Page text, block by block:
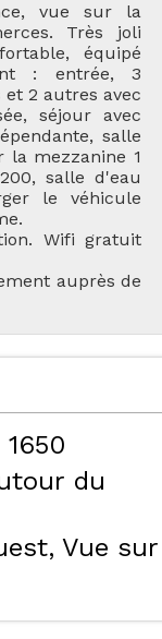
vue sur la
Très joli
équipé
: entrée, 3
2 autres avec
séjour avec
salle
la mezzanine 1
salle d'eau
le véhicule
Wifi gratuit
auprès de
du
Vue sur